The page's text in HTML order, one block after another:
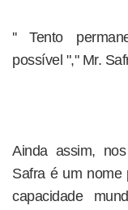
'' Tento
possível "," Mr.
Ainda assim,
Safra é um nome
capacidade